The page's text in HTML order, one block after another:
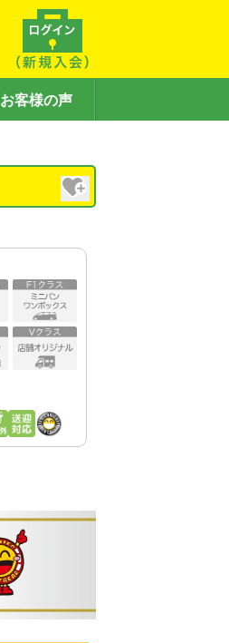
お客様の声